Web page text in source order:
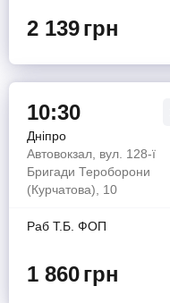
2 139грн
10:30
Дніпро
Автовокзал, вул. 128-ї
Бригади Тероборони
(Курчатова), 10
Раб Т.Б. ФОП
1 860грн